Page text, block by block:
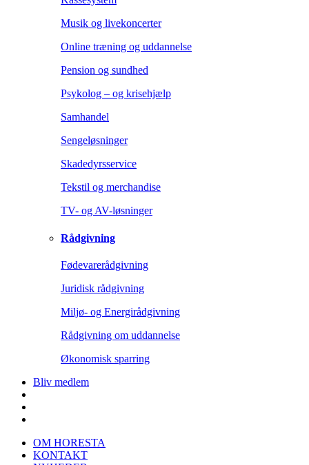
Musik og livekoncerter
Online træning og uddannelse
Pension og sundhed
Psykolog – og krisehjælp
Samhandel
Sengeløsninger
Skadedyrsservice
Tekstil og merchandise
TV- og AV-løsninger
Rådgivning
Fødevarerådgivning
Juridisk rådgivning
Miljø- og Energirådgivning
Rådgivning om uddannelse
Økonomisk sparring
Bliv medlem
OM HORESTA
KONTAKT